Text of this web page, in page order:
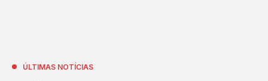
ÚLTIMAS NOTÍCIAS